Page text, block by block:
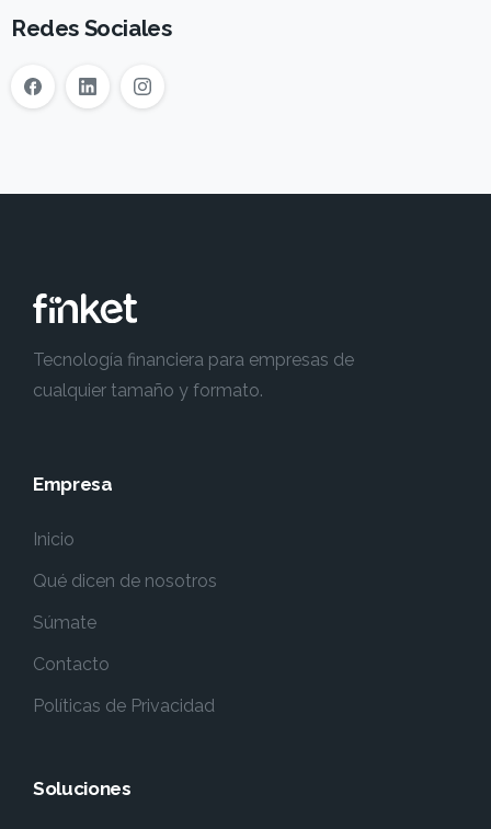
Redes Sociales
Tecnología financiera para empresas de
cualquier tamaño y formato.
Empresa
Inicio
Qué dicen de nosotros
Súmate
Contacto
Políticas de Privacidad
Soluciones